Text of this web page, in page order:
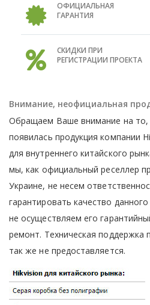
ОФИЦИАЛЬНАЯ
ГАРАНТИЯ
СКИДКИ ПРИ
РЕГИСТРАЦИИ ПРОЕКТА
Внимание, неофициальная
Обращаем Ваше внимание на то,
появилась продукция компании
для внутреннего китайского
мы, как официальный реселлер
Украине, не несем
гарантировать качество
не осуществляем его
ремонт. Техническая
так же не предоставляется.